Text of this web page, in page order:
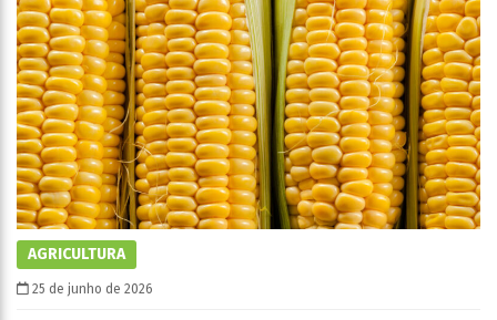
AGRICULTURA
25 de junho de 2026